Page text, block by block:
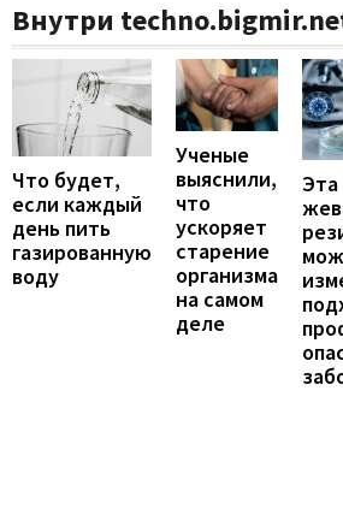
Внутри
Что будет,
если каждый
день пить
газированную
воду
Ученые
выяснили,
что
ускоряет
старение
организма
на самом
деле
Эта